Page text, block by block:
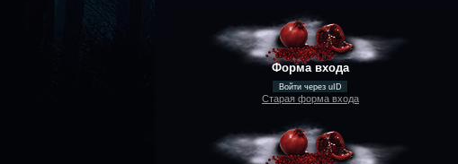
Форма входа
Войти через uID
Старая форма входа